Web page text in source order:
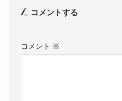
コメントする
コメント ※